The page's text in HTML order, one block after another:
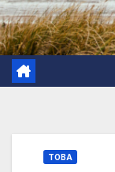
TOBA